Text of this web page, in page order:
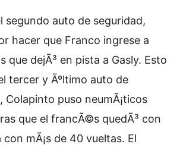
segundo auto de seguridad,
hacer que Franco ingrese a
que dejÃ³ en pista a Gasly. Esto
tercer y Ãºltimo auto de
Colapinto puso neumÃ¡ticos
que el francÃ©s quedÃ³ con
mÃ¡s de 40 vueltas. El